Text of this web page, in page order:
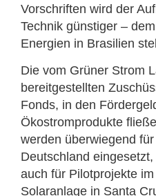
Vorschriften wird der
Technik günstiger –
Energien in Brasilien
Die vom Grüner Strom
bereitgestellten
Fonds, in den
Ökostromprodukte
werden überwiegend
Deutschland
auch für Pilotprojekte
Solaranlage in Santa